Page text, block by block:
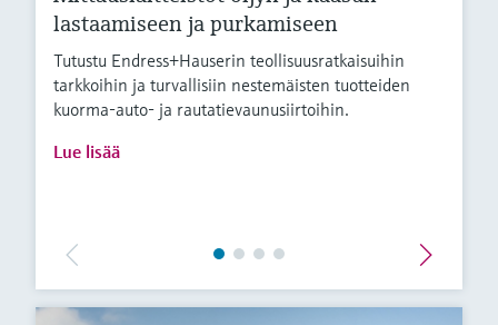
lastaamiseen ja purkamiseen
Tutustu Endress+Hauserin teollisuusratkaisuihin
tarkkoihin ja turvallisiin nestemäisten tuotteiden
kuorma-auto- ja rautatievaunusiirtoihin.
Lue lisää